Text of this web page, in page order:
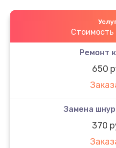
Стоимость
Ремонт
650
Замена
370